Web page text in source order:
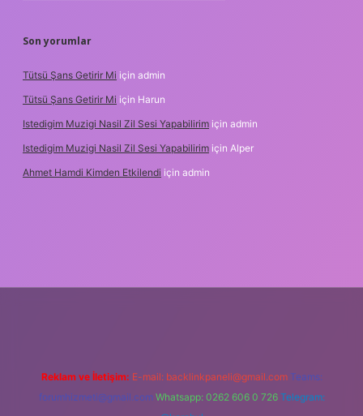
Son yorumlar
Tütsü Şans Getirir Mi için admin
Tütsü Şans Getirir Mi için Harun
Istedigim Muzigi Nasil Zil Sesi Yapabilirim için admin
Istedigim Muzigi Nasil Zil Sesi Yapabilirim için Alper
Ahmet Hamdi Kimden Etkilendi için admin
Reklam ve İletişim: E-mail: backlinkpaneli@gmail.com Teams:
forumhizmeti@gmail.com Whatsapp: 0262 606 0 726 Telegram: